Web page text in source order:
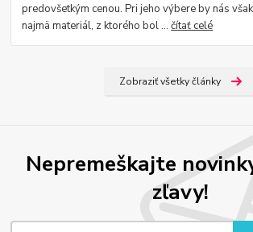
predovšetkým cenou. Pri jeho výbere by nás
najmä materiál, z ktorého bol ...čítať celé
Zobraziť všetky články
Nepremeškajte
zľavy!